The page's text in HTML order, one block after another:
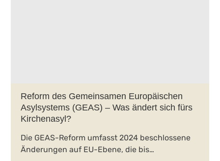
Reform des Gemeinsamen Europäischen
Asylsystems (GEAS) – Was ändert sich fürs
Kirchenasyl?
Die GEAS-Reform umfasst 2024 beschlossene
Änderungen auf EU-Ebene, die bis…